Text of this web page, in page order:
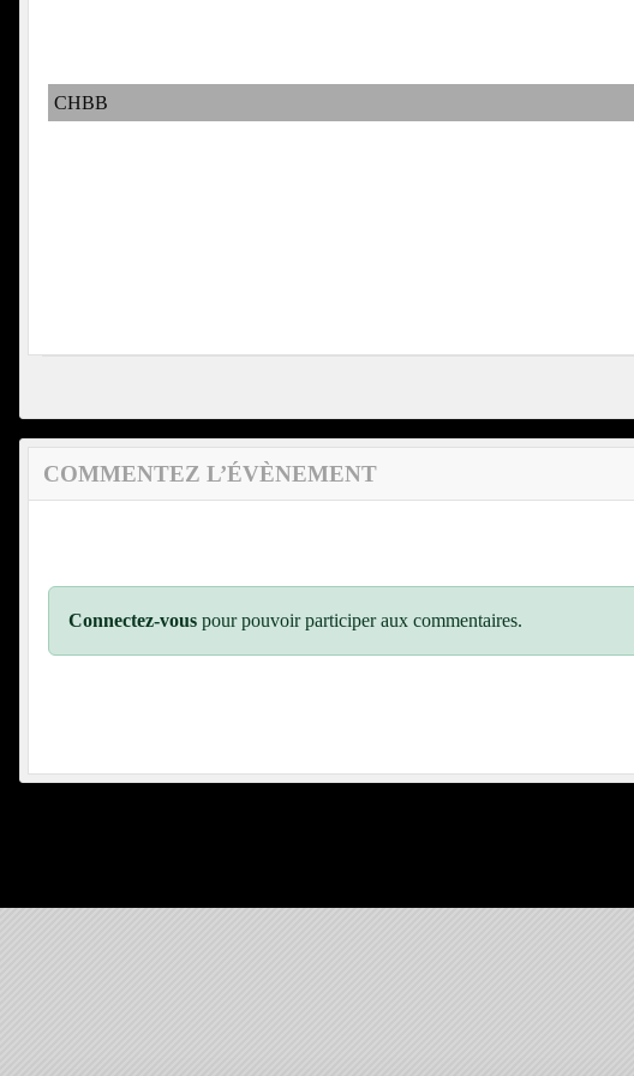
CHBB
COMMENTEZ L’ÉVÈNEMENT
Connectez-vous pour pouvoir participer aux commentaires.